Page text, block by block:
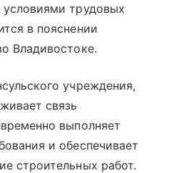
трудовых
в пояснении
Владивостоке.
учреждения,
связь
выполняет
и обеспечивает
строительных работ.